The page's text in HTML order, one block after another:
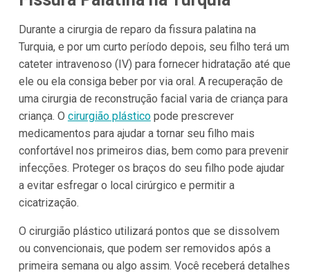
Durante a cirurgia de reparo da fissura palatina na
Turquia, e por um curto período depois, seu filho terá um
cateter intravenoso (IV) para fornecer hidratação até que
ele ou ela consiga beber por via oral. A recuperação de
uma cirurgia de reconstrução facial varia de criança para
criança. O cirurgião plásticopode prescrever
medicamentos para ajudar a tornar seu filho mais
confortável nos primeiros dias, bem como para prevenir
infecções. Proteger os braços do seu filho pode ajudar
a evitar esfregar o local cirúrgico e permitir a
cicatrização.
O cirurgião plástico utilizará pontos que se dissolvem
ou convencionais, que podem ser removidos após a
primeira semana ou algo assim. Você receberá detalhes